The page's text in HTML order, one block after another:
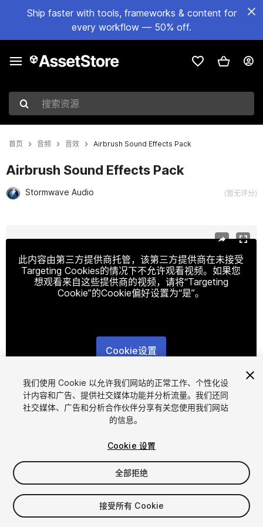
Ship faster with tools, frameworks & content for
every workflow — 50% off.
搜索资源
首页 音频 音效 Airbrush Sound Effects Pack
Airbrush Sound Effects Pack
Stormwave Audio (暂无评分)
此内容由第三方提供商托管，该第三方提供商在未接受
Targeting Cookies的情况下不允许观看视频。如果您
想观看来自这些提供商的视频，请将“Targeting
Cookie”的Cookie偏好设置为“是”。
Cookie设置
1/2
$4.99
增值税将在结算时计算
我们使用 Cookie 以允许我们网站的正常工作、个性化设
计内容和广告、提供社交媒体功能并分析流量。我们还同
社交媒体、广告和分析合作伙伴分享有关您使用我们网站
的信息。
Cookie 设置
全部拒绝
接受所有 Cookie